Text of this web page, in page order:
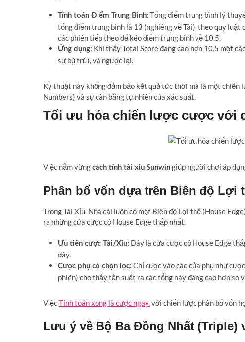
Tính toán Điểm Trung Bình: Tổng điểm trung bình lý
tổng điểm trung bình là 13 (nghiêng về Tài), theo quy luật
các phiên tiếp theo để kéo điểm trung bình về 10.5.
Ứng dụng: Khi thấy Total Score đang cao hơn 10.5 một
sự bù trừ), và ngược lại.
Kỹ thuật này không đảm bảo kết quả tức thời mà là một
Numbers) và sự cân bằng tự nhiên của xác suất.
Tối ưu hóa chiến lược cược với
Việc nắm vững cách tính tài xỉu Sunwin giúp người chơi áp
Phân bổ vốn dựa trên Biên độ Lợi
Trong Tài Xỉu, Nhà cái luôn có một Biên độ Lợi thế (House
ra những cửa cược có House Edge thấp nhất.
Ưu tiên cược Tài/Xỉu: Đây là cửa cược có House Edge
đây.
Cược phụ có chọn lọc: Chỉ cược vào các cửa phụ như
phiên) cho thấy tần suất ra các tổng này đang cao hơn
ViệcTính toán xong là cược ngay.với chiến lược phân bổ vốn
Lưu ý về Bộ Ba Đồng Nhất (Triple)